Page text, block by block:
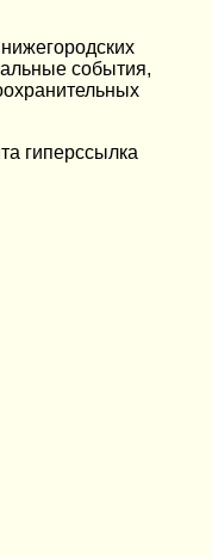
события,
гиперссылка